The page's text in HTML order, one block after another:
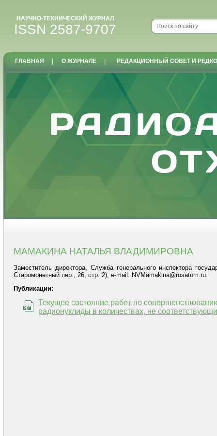
НАУЧНО-ТЕХНИЧЕСКИЙ ЖУРНАЛ
ISSN 2587-9707
ГЛАВНАЯ О ЖУРНАЛЕ РЕДАКЦИОННЫЙ СОВЕТ И
МАМАКИНА НАТАЛЬЯ ВЛАДИМИРОВНА
Заместитель директора, Службa генерального инспектора
Старомонетный пер., 26, стр. 2), e-mail: NVMamakina@rosatom.ru.
Публикации:
Текущее состояние работ по
радионуклиды в количествах, не